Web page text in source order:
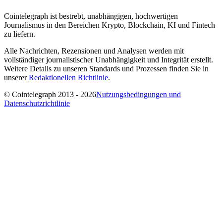
Cointelegraph ist bestrebt, unabhängigen, hochwertigen
Journalismus in den Bereichen Krypto, Blockchain, KI und Fintech
zu liefern.
Alle Nachrichten, Rezensionen und Analysen werden mit
vollständiger journalistischer Unabhängigkeit und Integrität erstellt.
Weitere Details zu unseren Standards und Prozessen finden Sie in
unsererRedaktionellen Richtlinie.
© Cointelegraph 2013 - 2026Nutzungsbedingungen und
Datenschutzrichtlinie